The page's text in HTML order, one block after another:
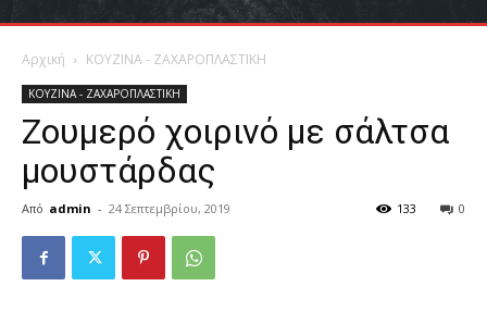
Αρχική ΚΟΥΖΙΝΑ - ΖΑΧΑΡΟΠΛΑΣΤΙΚΗ
ΚΟΥΖΙΝΑ - ΖΑΧΑΡΟΠΛΑΣΤΙΚΗ
Ζουμερό χοιρινό με σάλτσα
μουστάρδας
Από admin - 24 Σεπτεμβρίου, 2019 0
133